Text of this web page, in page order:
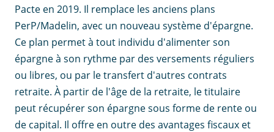
Pacte en 2019. Il remplace les anciens plans
PerP/Madelin, avec un nouveau système d'épargne.
Ce plan permet à tout individu d'alimenter son
épargne à son rythme par des versements réguliers
ou libres, ou par le transfert d'autres contrats
retraite. À partir de l'âge de la retraite, le titulaire
peut récupérer son épargne sous forme de rente ou
de capital. Il offre en outre des avantages fiscaux et